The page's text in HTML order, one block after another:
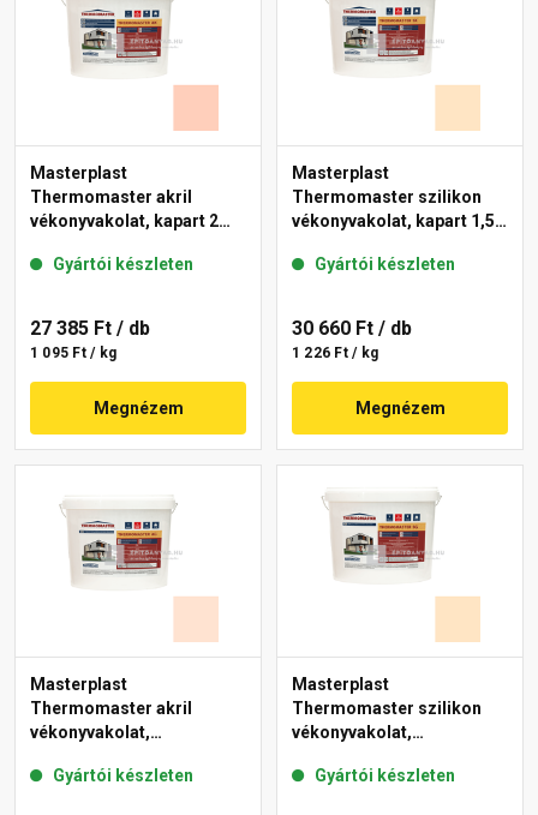
Masterplast
Thermomaster akril
vékonyvakolat, kapart 2
Gyártói készleten
27 385 Ft / db
1 095 Ft / kg
Megnézem
Masterplast
Thermomaster szilikon
vékonyvakolat, kapart 1,5
Gyártói készleten
30 660 Ft / db
1 226 Ft / kg
Megnézem
Masterplast
Thermomaster akril
vékonyvakolat,
11-F 25 kg
Gyártói készleten
Masterplast
Thermomaster szilikon
vékonyvakolat,
02-E 25 kg
Gyártói készleten